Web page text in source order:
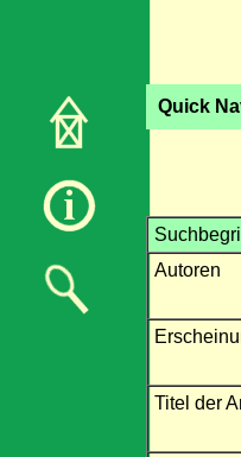
Quick
Autoren
Titel der